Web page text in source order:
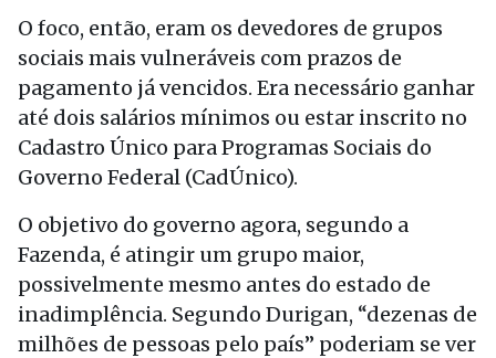
O foco, então, eram os devedores de grupos
sociais mais vulneráveis com prazos de
pagamento já vencidos. Era necessário ganhar
até dois salários mínimos ou estar inscrito no
Cadastro Único para Programas Sociais do
Governo Federal (CadÚnico).
O objetivo do governo agora, segundo a
Fazenda, é atingir um grupo maior,
possivelmente mesmo antes do estado de
inadimplência. Segundo Durigan, “dezenas de
milhões de pessoas pelo país” poderiam se ver